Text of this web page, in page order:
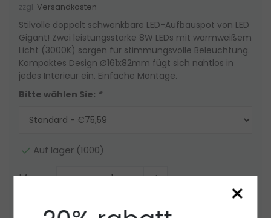
zzgl. Versandkosten
Stilvolle doppelt schwenkbare LED-Aufbauspot von LED
Gigant! Zwei leistungsstarke 8W LEDs mit warmweißem
Licht (3000K) sorgen für stimmungsvolle Beleuchtung.
Kompaktes Design Ø161x82mm fügt sich nahtlos in
jedes Interieur ein. Einfache Montage.
Bitte wählen Sie: *
Auf lager (1000)
Menge - +
Zum Warenkorb hinzufügen
×